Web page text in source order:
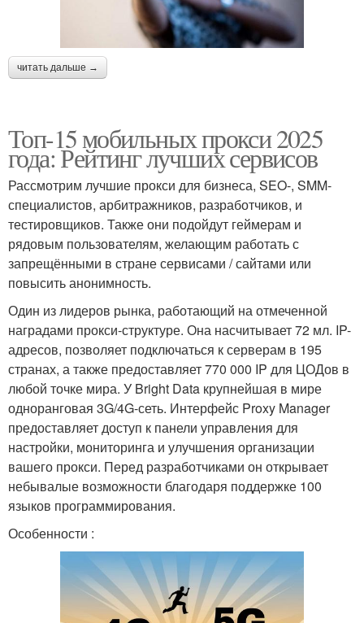
читать дальше →
Топ-15 мобильных прокси 2025
года: Рейтинг лучших сервисов
Рассмотрим лучшие прокси для бизнеса, SEO-, SMM-
специалистов, арбитражников, разработчиков, и
тестировщиков. Также они подойдут геймерам и
рядовым пользователям, желающим работать с
запрещёнными в стране сервисами / сайтами или
повысить анонимность.
Один из лидеров рынка, работающий на отмеченной
наградами прокси-структуре. Она насчитывает 72 мл. IP-
адресов, позволяет подключаться к серверам в 195
странах, а также предоставляет 770 000 IP для ЦОДов в
любой точке мира. У Bright Data крупнейшая в мире
одноранговая 3G/4G-сеть. Интерфейс Proxy Manager
предоставляет доступ к панели управления для
настройки, мониторинга и улучшения организации
вашего прокси. Перед разработчиками он открывает
небывалые возможности благодаря поддержке 100
языков программирования.
Особенности :